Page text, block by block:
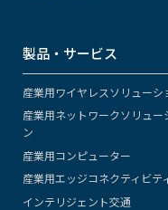
製品・サービス
産業用ワイヤレスソリューシ
産業用ネットワークソリュー
ン
産業用コンピューター
産業用エッジコネクティビテ
インテリジェント交通